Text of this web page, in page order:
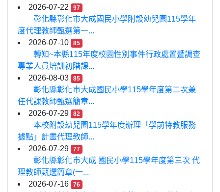
2026-07-22
97
彰化縣彰化市大成國民小學附設幼兒園115學年
度代理教師甄選第一...
2026-07-10
85
轉知~本縣115年度校園性別事件行政處置暨調查
專業人員培訓初階課...
2026-08-03
85
彰化縣彰化市大成國民小學115學年度第二次兼
任代課教師甄選簡章...
2026-07-29
82
本校附設幼兒園115學年度辦理「學前特教服務
據點」計畫代理教師...
2026-07-29
77
彰化縣彰化市大成 國民小學115學年度第三次 代
理教師甄選簡章(一...
2026-07-16
76